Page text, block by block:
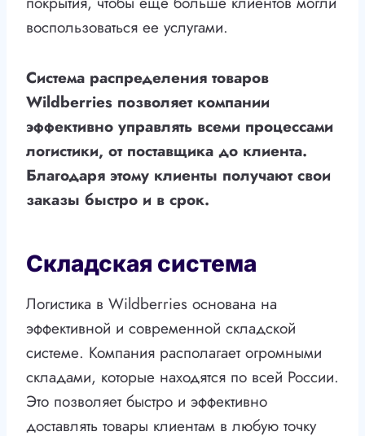
воспользоваться ее услугами.
Система распределения товаров
Wildberries позволяет компании
эффективно управлять всеми процессами
логистики, от поставщика до клиента.
Благодаря этому клиенты получают свои
заказы быстро и в срок.
Складская система
Логистика в Wildberries основана на
эффективной и современной складской
системе. Компания располагает огромными
складами, которые находятся по всей России.
Это позволяет быстро и эффективно
доставлять товары клиентам в любую точку